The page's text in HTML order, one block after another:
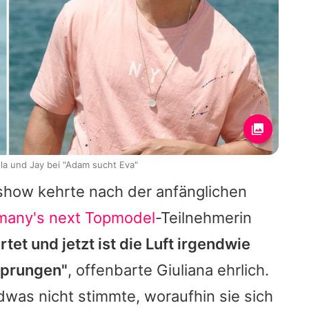
kehrte nach der anfänglichen
next Topmodel-Teilnehmerin
und jetzt ist die Luft irgendwie
, offenbarte Giuliana ehrlich.
nicht stimmte, woraufhin sie sich
und Jay bei "Adam sucht Eva"